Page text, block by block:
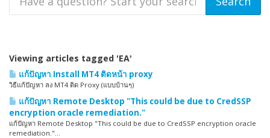
Viewing articles tagged 'EA'
แก้ปัญหา Install MT4 ติดหน้า proxy
วิธีแก้ปัญหา ลง MT4 ติด Proxy (แบบบ้านๆ)
แก้ปัญหา Remote Desktop "This could be due to CredSSP
encryption oracle remediation."
แก้ปัญหา Remote Desktop "This could be due to CredSSP encryption oracle
remediation."...